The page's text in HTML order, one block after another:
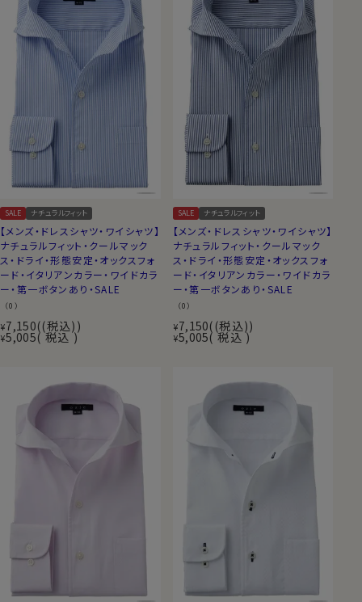
SALE ナチュラルフィット
【メンズ・ドレスシャツ・ワイシャツ】
ナチュラルフィット・クールマック
ス・ドライ・形態安定・オックスフォ
ード・イタリアンカラー・ワイドカラ
ー・第一ボタンあり・SALE
（0）
¥7,150 (税込)
¥5,005 税込
SALE ナチュラルフィット
【メンズ・ドレスシャツ・ワイシャツ】
ナチュラルフィット・クールマック
ス・ドライ・形態安定・オックスフォ
ード・イタリアンカラー・ワイドカラ
ー・第一ボタンあり・SALE
（0）
¥7,150 (税込)
¥5,005 税込